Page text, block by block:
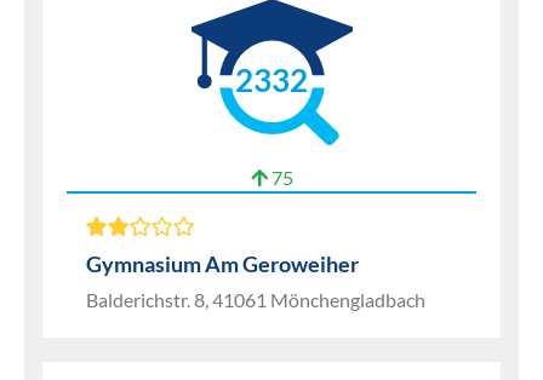
2332
75
Gymnasium Am Geroweiher
Balderichstr. 8, 41061 Mönchengladbach